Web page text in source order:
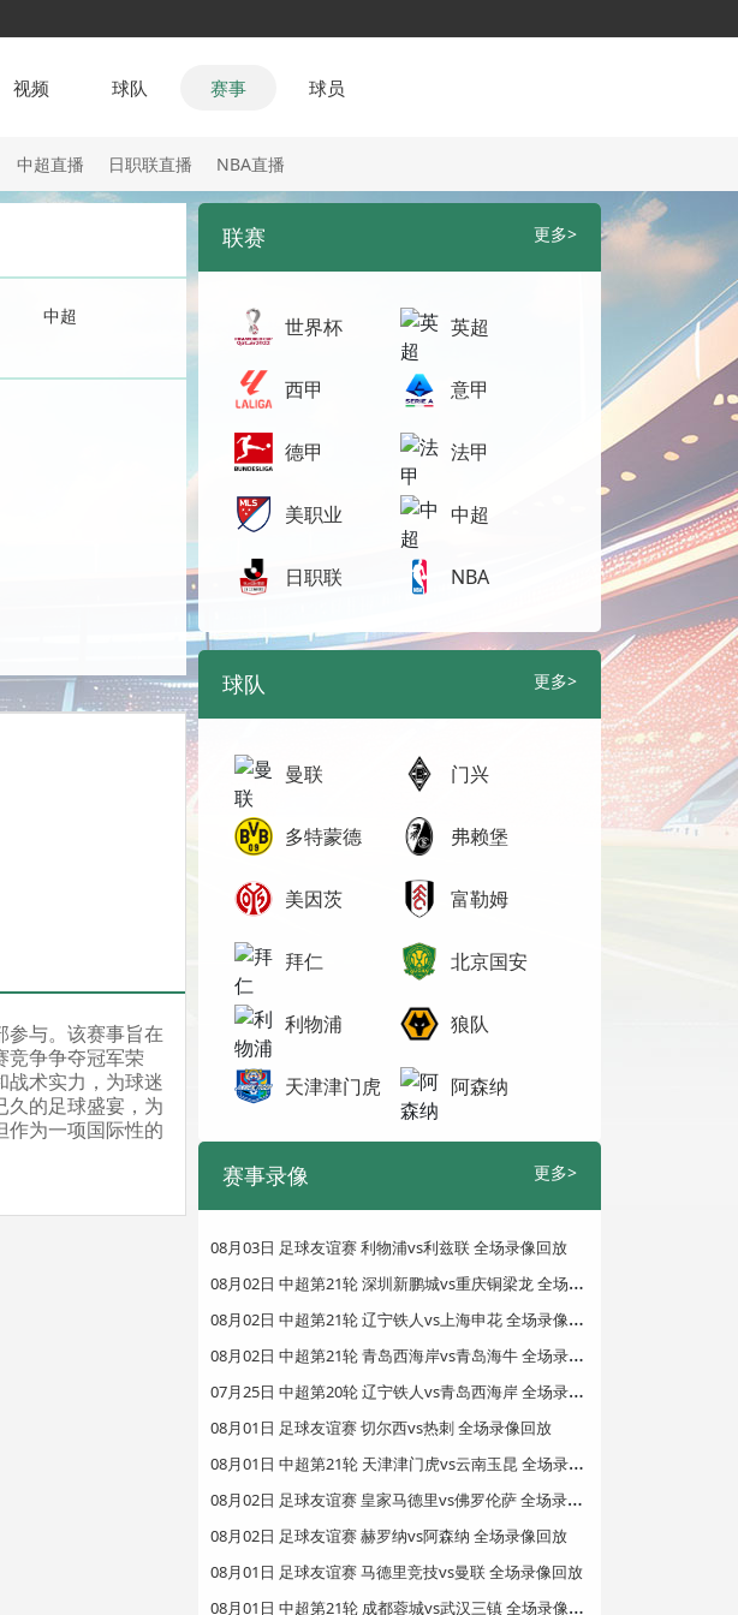
视频 球队 赛事 球员
中超直播 日职联直播 NBA直播
中超
参与。该赛事旨在
竞争争夺冠军荣
战术实力，为球迷
久的足球盛宴，为
作为一项国际性的
联赛 更多>
世界杯 英超
西甲 意甲
德甲 法甲
美职业 中超
日职联 NBA
球队 更多>
曼联 门兴
多特蒙德 弗赖堡
美因茨 富勒姆
拜仁 北京国安
利物浦 狼队
天津津门虎 阿森纳
赛事录像 更多>
08月03日 足球友谊赛 利物浦vs利兹联 全场录像回放
0
8月02日 中超第21轮 深圳新鹏城vs重庆铜梁龙 全场录像回放
0
8月02日 中超第21轮 辽宁铁人vs上海申花 全场录像回放
0
8月02日 中超第21轮 青岛西海岸vs青岛海牛 全场录像回放
0
7月25日 中超第20轮 辽宁铁人vs青岛西海岸 全场录像回放
08月01日 足球友谊赛 切尔西vs热刺 全场录像回放
0
8月01日 中超第21轮 天津津门虎vs云南玉昆 全场录像回放
0
8月02日 足球友谊赛 皇家马德里vs佛罗伦萨 全场录像回放
08月02日 足球友谊赛 赫罗纳vs阿森纳 全场录像回放
08月01日 足球友谊赛 马德里竞技vs曼联 全场录像回放
0
8月01日 中超第21轮 成都蓉城vs武汉三镇 全场录像回放